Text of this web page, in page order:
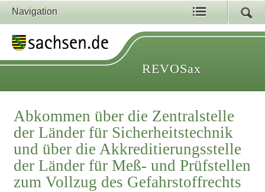
Navigation
REVOSax
Abkommen über die Zentralstelle
der Länder für Sicherheitstechnik
und über die Akkreditierungsstelle
der Länder für Meß- und Prüfstellen
zum Vollzug des Gefahrstoffrechts